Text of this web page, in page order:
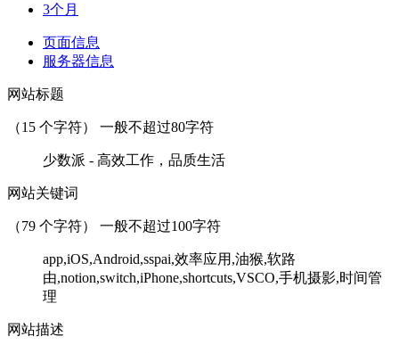
3个月
页面信息
服务器信息
网站标题
（15 个字符） 一般不超过80字符
少数派 - 高效工作，品质生活
网站关键词
（79 个字符） 一般不超过100字符
app,iOS,Android,sspai,效率应用,油猴,软路
由,notion,switch,iPhone,shortcuts,VSCO,手机摄影,时间管
理
网站描述